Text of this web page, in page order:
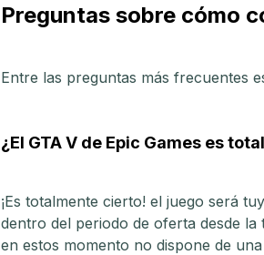
Preguntas sobre cómo
Entre las preguntas más frecuentes
¿El GTA V de Epic Games es
¡Es totalmente cierto! el juego será
dentro del periodo de oferta desde la
en estos momento no dispone de